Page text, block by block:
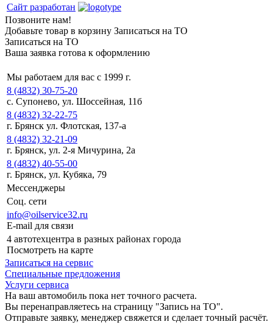
Сайт разработан
Позвоните нам!
Добавьте товар в корзину Записаться на ТО
Записаться на ТО
Ваша заявка готова к оформлению
Мы работаем для вас с 1999 г.
8 (4832) 30-75-20
с. Супонево, ул. Шоссейная, 11б
8 (4832) 32-22-75
г. Брянск ул. Флотская, 137-а
8 (4832) 32-21-09
г. Брянск, ул. 2-я Мичурина, 2а
8 (4832) 40-55-00
г. Брянск, ул. Кубяка, 79
Мессенджеры
Соц. сети
info@oilservice32.ru
E-mail для связи
4 автотехцентра в разных районах города
Посмотреть на карте
Записаться на сервис
Специальные предложения
Услуги сервиса
На ваш автомобиль пока нет точного расчета.
Вы перенаправляетесь на страницу "Запись на ТО".
Отправьте заявку, менеджер свяжется и сделает точный расчёт.